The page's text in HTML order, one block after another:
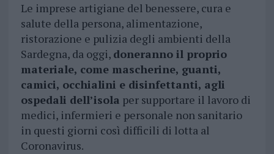
Le imprese artigiane del benessere, cura e
salute della persona, alimentazione,
ristorazione e pulizia degli ambienti della
Sardegna, da oggi, doneranno il proprio
materiale, come mascherine, guanti,
camici, occhialini e disinfettanti, agli
ospedali dell’isola per supportare il lavoro di
medici, infermieri e personale non sanitario
in questi giorni così difficili di lotta al
Coronavirus.